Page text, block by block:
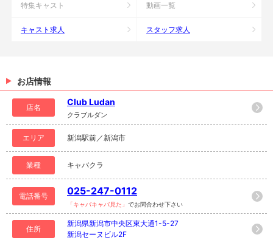
特集キャスト 動画一覧
キャスト求人 スタッフ求人
お店情報
店名
Club Ludan
クラブルダン
エリア 新潟駅前／新潟市
業種 キャバクラ
電話番号 025-247-0112
「キャバキャバ見た」 でお問合わせ下さい
住所
新潟県新潟市中央区東大通1-5-27
新潟セーヌビル2F